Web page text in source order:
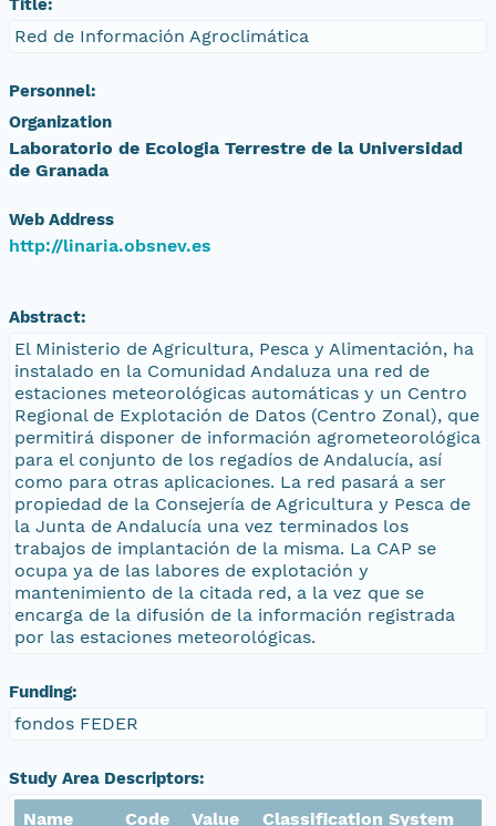
Title:
Red de Información Agroclimática
Personnel:
Organization
Laboratorio de Ecologia Terrestre de la Universidad
de Granada
Web Address
http://linaria.obsnev.es
Abstract:
El Ministerio de Agricultura, Pesca y Alimentación, ha
instalado en la Comunidad Andaluza una red de
estaciones meteorológicas automáticas y un Centro
Regional de Explotación de Datos (Centro Zonal), que
permitirá disponer de información agrometeorológica
para el conjunto de los regadíos de Andalucía, así
como para otras aplicaciones. La red pasará a ser
propiedad de la Consejería de Agricultura y Pesca de
la Junta de Andalucía una vez terminados los
trabajos de implantación de la misma. La CAP se
ocupa ya de las labores de explotación y
mantenimiento de la citada red, a la vez que se
encarga de la difusión de la información registrada
por las estaciones meteorológicas.
Funding:
fondos FEDER
Study Area Descriptors:
Name Code Value
Classification System